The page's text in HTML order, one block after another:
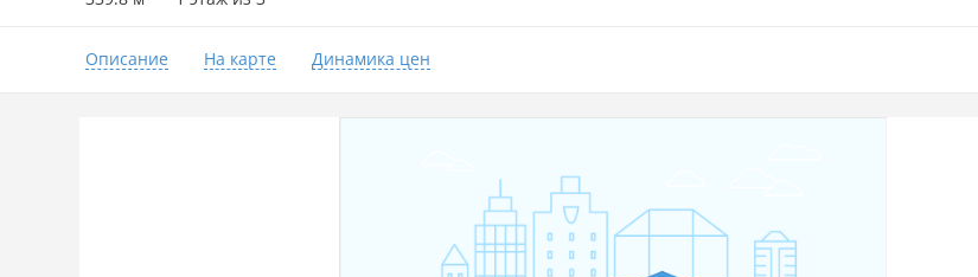
Описание На карте Динамика цен